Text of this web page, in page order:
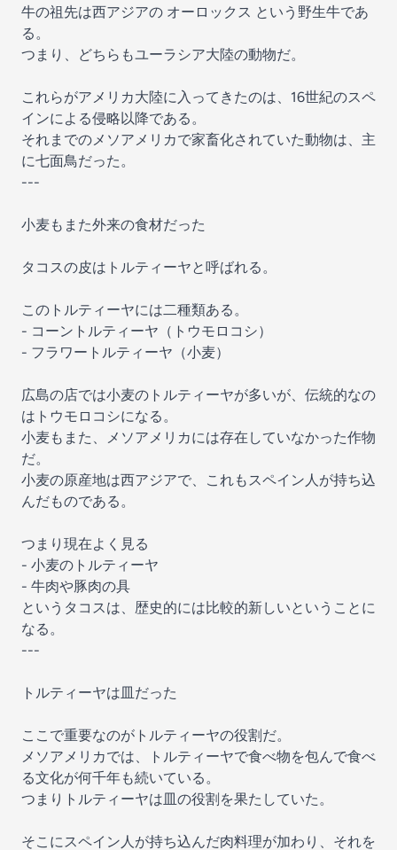
牛の祖先は西アジアの オーロックス という野生牛であ
る。
つまり、どちらもユーラシア大陸の動物だ。
これらがアメリカ大陸に入ってきたのは、16世紀のスペ
インによる侵略以降である。
それまでのメソアメリカで家畜化されていた動物は、主
に七面鳥だった。
---
小麦もまた外来の食材だった
タコスの皮はトルティーヤと呼ばれる。
このトルティーヤには二種類ある。
- コーントルティーヤ（トウモロコシ）
- フラワートルティーヤ（小麦）
広島の店では小麦のトルティーヤが多いが、伝統的なの
はトウモロコシになる。
小麦もまた、メソアメリカには存在していなかった作物
だ。
小麦の原産地は西アジアで、これもスペイン人が持ち込
んだものである。
つまり現在よく見る
- 小麦のトルティーヤ
- 牛肉や豚肉の具
というタコスは、歴史的には比較的新しいということに
なる。
---
トルティーヤは皿だった
ここで重要なのがトルティーヤの役割だ。
メソアメリカでは、トルティーヤで食べ物を包んで食べ
る文化が何千年も続いている。
つまりトルティーヤは皿の役割を果たしていた。
そこにスペイン人が持ち込んだ肉料理が加わり、それを